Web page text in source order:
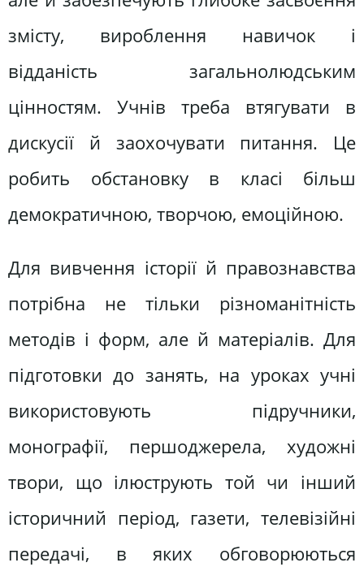
змісту, вироблення навичок і
відданість загальнолюдським
цінностям. Учнів треба втягувати в
дискусії й заохочувати питання. Це
робить обстановку в класі більш
демократичною, творчою, емоційною.
Для вивчення історії й правознавства
потрібна не тільки різноманітність
методів і форм, але й матеріалів. Для
підготовки до занять, на уроках учні
використовують підручники,
монографії, першоджерела, художні
твори, що ілюструють той чи інший
історичний період, газети, телевізійні
передачі, в яких обговорюються